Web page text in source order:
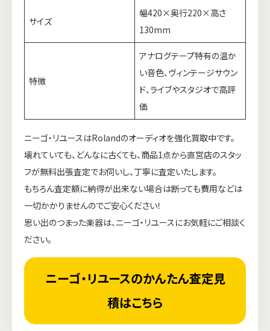
サイズ
幅420×奥行220×高さ
130mm
特徴
アナログテープ特有の温か
い音色、ヴィンテージサウン
ド、ライブやスタジオで高評
価
ニーゴ・リユースはRolandのオーディオを強化買取中です。
壊れていても、どんなに古くても、商品1点から直営店のスタッ
フが無料出張査定でお伺いし、丁寧に査定いたします。
もちろん査定額に納得が出来ない場合は断っても費用などは
一切かかりませんのでご安心ください！
思い出のつまった楽器は、ニーゴ・リユースにお気軽にご相談く
ださい。
ニーゴ・リユースのかんたん査定見
積はこちら